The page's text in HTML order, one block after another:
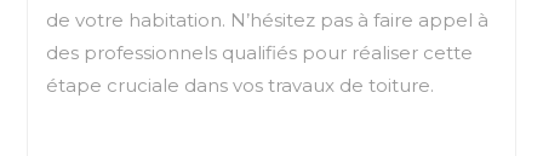
de votre habitation. N’hésitez pas à faire appel à
des professionnels qualifiés pour réaliser cette
étape cruciale dans vos travaux de toiture.